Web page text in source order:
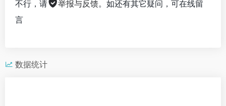
不行，请
举报与反馈。如还有其它疑问，可在线留
言
数据统计